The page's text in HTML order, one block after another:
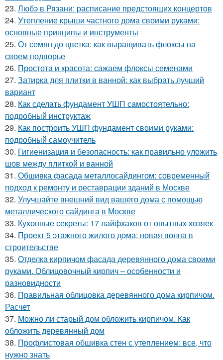
23. Любэ в Рязани: расписание предстоящих концертов
24. Утепление крыши частного дома своими руками:
основные принципы и инструменты
25. От семян до цветка: как выращивать флоксы на
своем подворье
26. Простота и красота: сажаем флоксы семенами
27. Затирка для плитки в ванной: как выбрать лучший
вариант
28. Как сделать фундамент УШП самостоятельно:
подробный инструктаж
29. Как построить УШП фундамент своими руками:
подробный самоучитель
30. Гигиенизация и безопасность: как правильно уложить
шов между плиткой и ванной
31. Обшивка фасада металлосайдингом: современный
подход к ремонту и реставрации зданий в Москве
32. Улучшайте внешний вид вашего дома с помощью
металлического сайдинга в Москве
33. Кухонные секреты: 17 лайфхаков от опытных хозяек
34. Проект 5 этажного жилого дома: новая волна в
строительстве
35. Отделка кирпичом фасада деревянного дома своими
руками. Облицовочный кирпич – особенности и
разновидности
36. Правильная облицовка деревянного дома кирпичом.
Расчет
37. Можно ли старый дом обложить кирпичом. Как
обложить деревянный дом
38. Профлистовая обшивка стен с утеплением: все, что
нужно знать